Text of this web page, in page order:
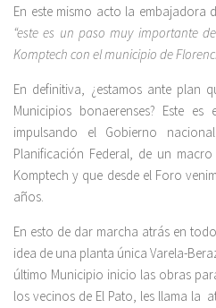
En este mismo acto la embajadora
“este es un paso muy importante
Komptech con el municipio de
En definitiva, ¿estamos ante plan
Municipios bonaerenses? Este
impulsando el Gobierno
Planificación Federal, de un
Komptech y que desde el Foro
años.
En esto de dar marcha atrás en
idea de una planta única Varela-
último Municipio inicio las obras
los vecinos de El Pato, les llama la